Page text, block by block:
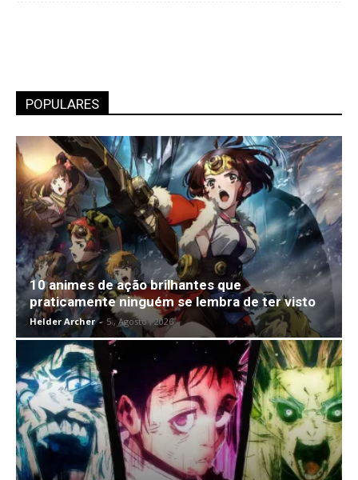
POPULARES
10 animes de ação brilhantes que
praticamente ninguém se lembra de ter visto
Helder Archer - 5 , Agosto , 2026